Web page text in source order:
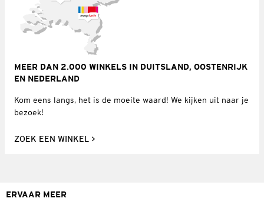
MEER DAN 2.000 WINKELS IN DUITSLAND, OOSTENRIJK
EN NEDERLAND
Kom eens langs, het is de moeite waard! We kijken uit naar je
bezoek!
ZOEK EEN WINKEL
ERVAAR MEER